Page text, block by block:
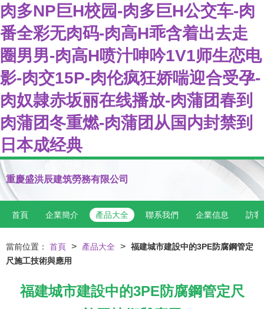
肉多NP巨H校园-肉多巨H公交车-肉
番全彩无肉码-肉高H乖含着出去走
圈男男-肉高H喷汁呻吟1V1师生恋电
影-肉交15P-肉伦疯狂娇喘迎合受孕-
肉奴隷赤坂丽在线播放-肉蒲团春到
肉蒲团冬重燃-肉蒲团从国内封禁到
日本成经典
重慶盛洪辰建筑勞務有限公司
首頁 企業簡介 產品大全 聯系我們 企業信息 訪客
當前位置： 首頁 > 產品大全 > 福建城市建設中的3PE防腐鋼管定
尺施工技術與應用
福建城市建設中的3PE防腐鋼管定尺